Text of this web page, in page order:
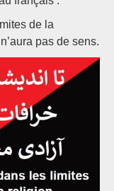
de la
pas de sens.